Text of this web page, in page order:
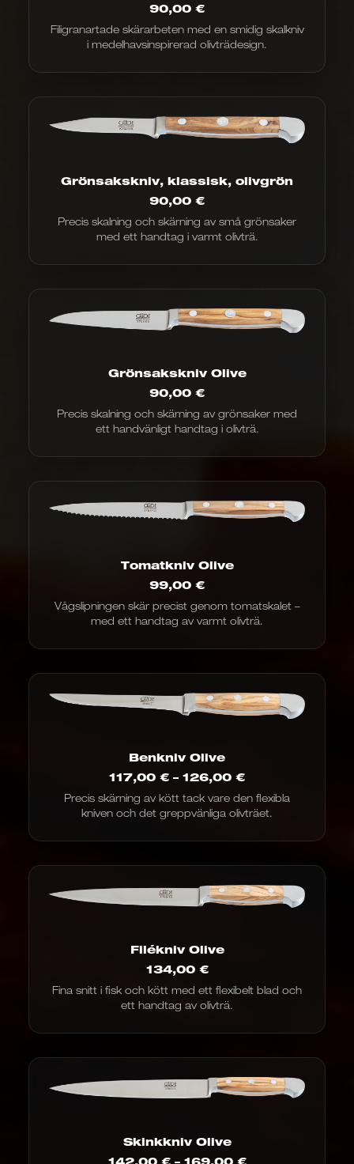
90,00 €
Filigranartade skärarbeten med en smidig skalkniv
i medelhavsinspirerad olivträdesign.
Grönsakskniv, klassisk, olivgrön
90,00 €
Precis skalning och skärning av små grönsaker
med ett handtag i varmt olivträ.
Grönsakskniv Olive
90,00 €
Precis skalning och skärning av grönsaker med
ett handvänligt handtag i olivträ.
Tomatkniv Olive
99,00 €
Vågslipningen skär precist genom tomatskalet –
med ett handtag av varmt olivträ.
Benkniv Olive
117,00 € – 126,00 €Prisintervall:
€
till
€
Precis skärning av kött tack vare den flexibla
kniven och det greppvänliga olivträet.
Filékniv Olive
134,00 €
Fina snitt i fisk och kött med ett flexibelt blad och
ett handtag av olivträ.
Skinkkniv Olive
142,00 € – 169,00 €Prisintervall: